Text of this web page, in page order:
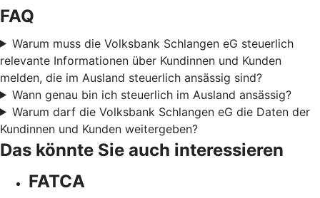
FAQ
Warum muss die Volksbank Schlangen eG steuerlich
relevante Informationen über Kundinnen und Kunden
melden, die im Ausland steuerlich ansässig sind?
Wann genau bin ich steuerlich im Ausland ansässig?
Warum darf die Volksbank Schlangen eG die Daten der
Kundinnen und Kunden weitergeben?
Das könnte Sie auch interessieren
FATCA